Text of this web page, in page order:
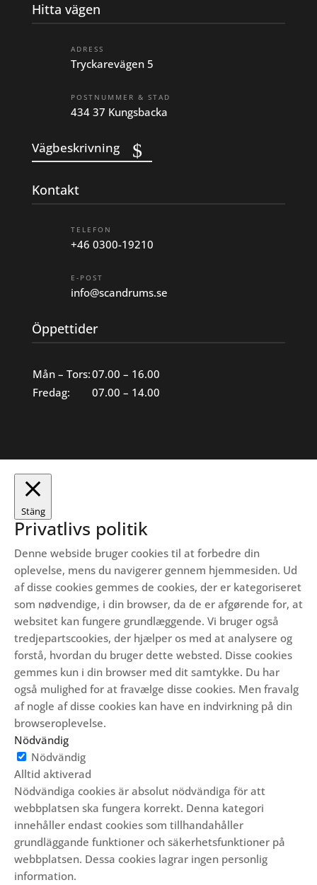
Hitta vägen
ADRESS
Tryckarevägen 5
POSTNUMMER & STAD
434 37 Kungsbacka
Vägbeskrivning
Kontakt
TELEFON
+46 0300-19210
E-POST
info@scandrums.se
Öppettider
Mån – Tors:07.00 – 16.00
Fredag:
07.00 – 14.00
Stäng
Privatlivs politik
Denne webside bruger cookies til at forbedre din
oplevelse, mens du navigerer gennem hjemmesiden. Ud
af disse cookies gemmes de cookies, der er kategoriseret
som nødvendige, i din browser, da de er afgørende for, at
websitet kan fungere grundlæggende. Vi bruger også
tredjepartscookies, der hjælper os med at analysere og
forstå, hvordan du bruger dette websted. Disse cookies
gemmes kun i din browser med dit samtykke. Du har
også mulighed for at fravælge disse cookies. Men fravalg
af nogle af disse cookies kan have en indvirkning på din
browseroplevelse.
Nödvändig
Nödvändig
Alltid aktiverad
Nödvändiga cookies är absolut nödvändiga för att
webbplatsen ska fungera korrekt. Denna kategori
innehåller endast cookies som tillhandahåller
grundläggande funktioner och säkerhetsfunktioner på
webbplatsen. Dessa cookies lagrar ingen personlig
information.